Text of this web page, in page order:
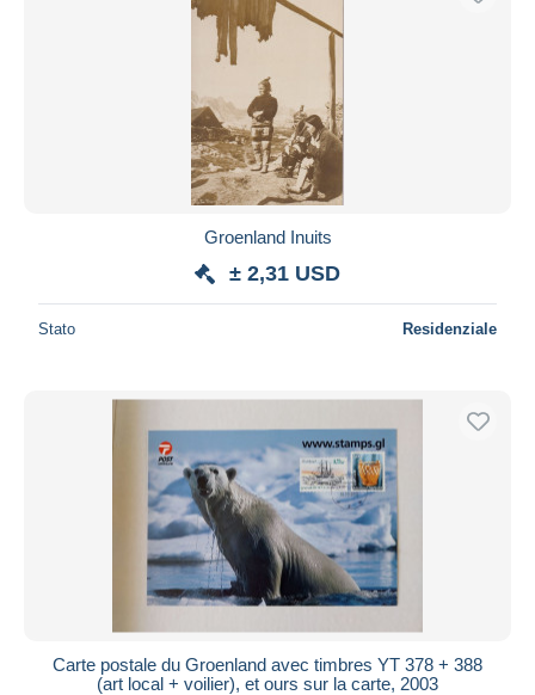
Groenland Inuits
± 2,31 USD
Stato Residenziale
Carte postale du Groenland avec timbres YT 378 + 388
(art local + voilier), et ours sur la carte, 2003